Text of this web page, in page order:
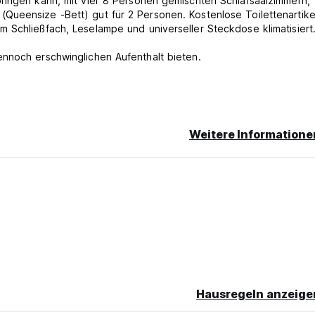
-Bett) gut für 2 Personen. Kostenlose
Schließfach, Leselampe und universeller Steckdose
erschwinglichen Aufenthalt bieten.
Die Kreditkarte wird akzeptiert, unterliegt jedoch dem
als Tourismussteuer implementiert.
begleitet werden. (Auto-translated from original language)
Weitere
Hausregeln